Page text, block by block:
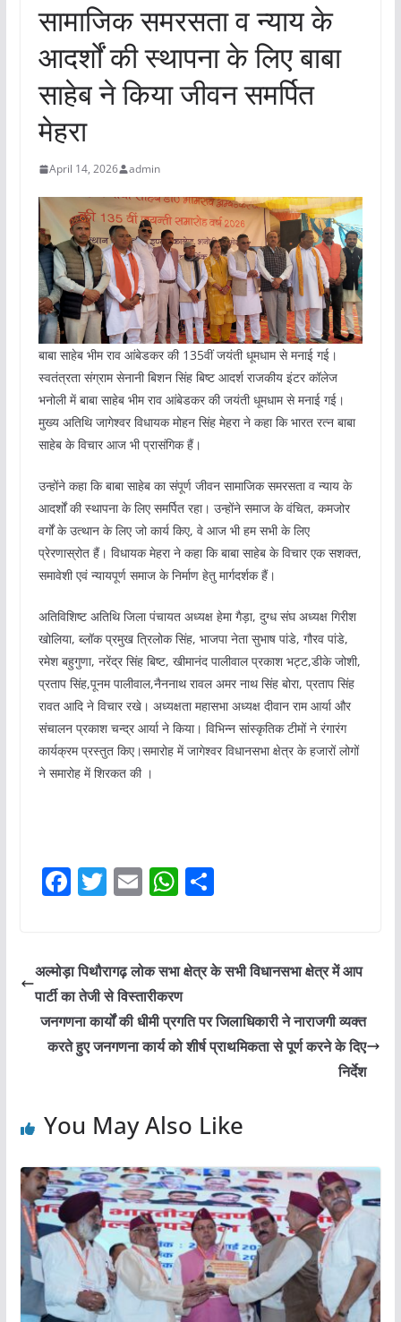
सामाजिक समरसता व न्याय के
आदर्शों की स्थापना के लिए बाबा
साहेब ने किया जीवन समर्पित
मेहरा
April 14, 2026 admin
बाबा साहेब भीम राव आंबेडकर की 135वीं जयंती धूमधाम से मनाई गई।
स्वतंत्रता संग्राम सेनानी बिशन सिंह बिष्ट आदर्श राजकीय इंटर कॉलेज
भनोली में बाबा साहेब भीम राव आंबेडकर की जयंती धूमधाम से मनाई गई।
मुख्य अतिथि जागेश्वर विधायक मोहन सिंह मेहरा ने कहा कि भारत रत्न बाबा
साहेब के विचार आज भी प्रासंगिक हैं।
उन्होंने कहा कि बाबा साहेब का संपूर्ण जीवन सामाजिक समरसता व न्याय के
आदर्शों की स्थापना के लिए समर्पित रहा। उन्होंने समाज के वंचित, कमजोर
वर्गों के उत्थान के लिए जो कार्य किए, वे आज भी हम सभी के लिए
प्रेरणास्रोत हैं। विधायक मेहरा ने कहा कि बाबा साहेब के विचार एक सशक्त,
समावेशी एवं न्यायपूर्ण समाज के निर्माण हेतु मार्गदर्शक हैं।
अतिविशिष्ट अतिथि जिला पंचायत अध्यक्ष हेमा गैड़ा, दुग्ध संघ अध्यक्ष गिरीश
खोलिया, ब्लॉक प्रमुख त्रिलोक सिंह, भाजपा नेता सुभाष पांडे, गौरव पांडे,
रमेश बहुगुणा, नरेंद्र सिंह बिष्ट, खीमानंद पालीवाल प्रकाश भट्ट,डीके जोशी,
प्रताप सिंह,पूनम पालीवाल,नैननाथ रावल अमर नाथ सिंह बोरा, प्रताप सिंह
रावत आदि ने विचार रखे। अध्यक्षता महासभा अध्यक्ष दीवान राम आर्या और
संचालन प्रकाश चन्द्र आर्या ने किया। विभिन्न सांस्कृतिक टीमों ने रंगारंग
कार्यक्रम प्रस्तुत किए।समारोह में जागेश्वर विधानसभा क्षेत्र के हजारों लोगों
ने समारोह में शिरकत की ।
F
e
b
o
o
T
er
E
l
W
s
A
p
p
S
e
अल्मोड़ा पिथौरागढ़ लोक सभा क्षेत्र के सभी विधानसभा क्षेत्र में आप
पार्टी का तेजी से विस्तारीकरण
जनगणना कार्यों की धीमी प्रगति पर जिलाधिकारी ने नाराजगी व्यक्त
करते हुए जनगणना कार्य को शीर्ष प्राथमिकता से पूर्ण करने के दिए
निर्देश
You May Also Like